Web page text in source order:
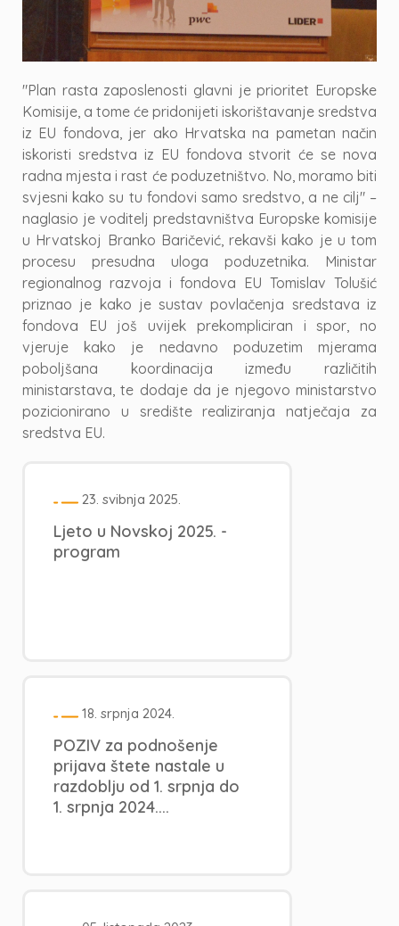
"Plan rasta zaposlenosti glavni je prioritet Europske
Komisije, a tome će pridonijeti iskorištavanje sredstva
iz EU fondova, jer ako Hrvatska na pametan način
iskoristi sredstva iz EU fondova stvorit će se nova
radna mjesta i rast će poduzetništvo. No, moramo biti
svjesni kako su tu fondovi samo sredstvo, a ne cilj" –
naglasio je voditelj predstavništva Europske komisije
u Hrvatskoj Branko Baričević, rekavši kako je u tom
procesu presudna uloga poduzetnika. Ministar
regionalnog razvoja i fondova EU Tomislav Tolušić
priznao je kako je sustav povlačenja sredstava iz
fondova EU još uvijek prekompliciran i spor, no
vjeruje kako je nedavno poduzetim mjerama
poboljšana koordinacija između različitih
ministarstava, te dodaje da je njegovo ministarstvo
pozicionirano u središte realiziranja natječaja za
sredstva EU.
23. svibnja 2025.
Ljeto u Novskoj 2025. -
program
18. srpnja 2024.
POZIV za podnošenje
prijava štete nastale u
razdoblju od 1. srpnja do
1. srpnja 2024....